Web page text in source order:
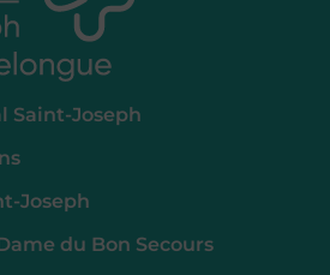
Saint-Joseph
Joseph
du Bon Secours